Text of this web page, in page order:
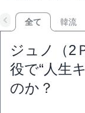
全て 韓流
ジュノ（2
役で“人生
のか？